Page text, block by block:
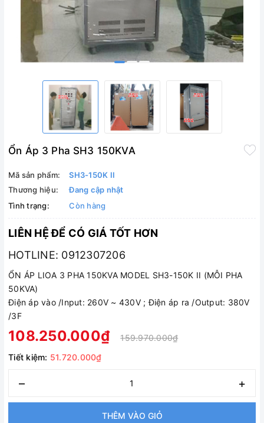
Ổn Áp 3 Pha SH3 150KVA
Mã sản phẩm:
SH3-150K II
Thương hiệu:
Đang cập nhật
Tình trạng:
Còn hàng
LIÊN HỆ ĐỂ CÓ GIÁ TỐT HƠN
HOTLINE: 0912307206
ỔN ÁP LIOA 3 PHA 150KVA MODEL SH3-150K II (MỖI PHA
50KVA)
Điện áp vào /Input: 260V ~ 430V ; Điện áp ra /Output: 380V
/3F
108.250.000₫
159.970.000₫
Tiết kiệm: 51.720.000₫
– +
THÊM VÀO GIỎ